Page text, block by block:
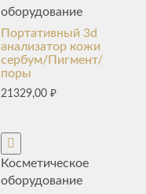
оборудование
Портативный 3d
анализатор кожи
сербум/Пигмент/
поры
21329,00₽
Косметическое
оборудование